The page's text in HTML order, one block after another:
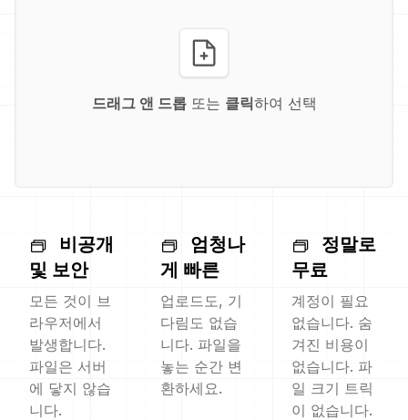
드래그 앤 드롭또는 클릭하여 선택
비공개
및 보안
모든 것이 브
라우저에서
발생합니다.
파일은 서버
에 닿지 않습
니다.
엄청나
게 빠른
업로드도, 기
다림도 없습
니다. 파일을
놓는 순간 변
환하세요.
정말로
무료
계정이 필요
없습니다. 숨
겨진 비용이
없습니다. 파
일 크기 트릭
이 없습니다.